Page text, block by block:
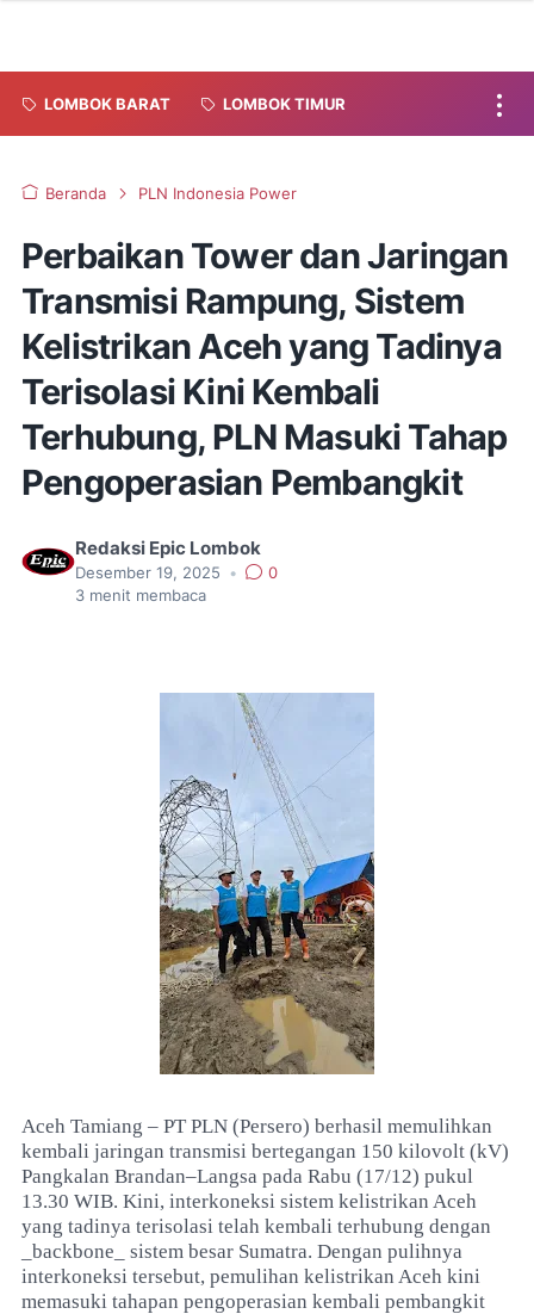
LOMBOK BARAT LOMBOK TIMUR
Beranda PLN Indonesia Power
Perbaikan Tower dan Jaringan
Transmisi Rampung, Sistem
Kelistrikan Aceh yang Tadinya
Terisolasi Kini Kembali
Terhubung, PLN Masuki Tahap
Pengoperasian Pembangkit
Redaksi Epic Lombok
Desember 19, 2025 •
0
3 menit membaca
Aceh Tamiang – PT PLN (Persero) berhasil memulihkan
kembali jaringan transmisi bertegangan 150 kilovolt (kV)
Pangkalan Brandan–Langsa pada Rabu (17/12) pukul
13.30 WIB. Kini, interkoneksi sistem kelistrikan Aceh
yang tadinya terisolasi telah kembali terhubung dengan
_backbone_ sistem besar Sumatra. Dengan pulihnya
interkoneksi tersebut, pemulihan kelistrikan Aceh kini
memasuki tahapan pengoperasian kembali pembangkit